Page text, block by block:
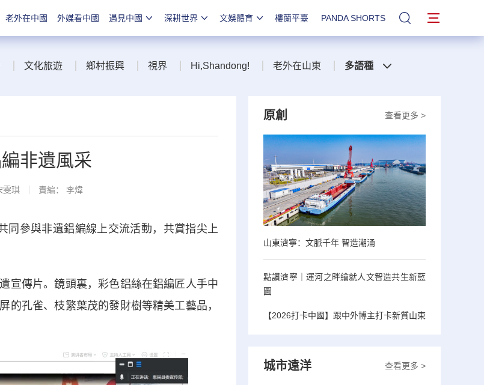
老外在中國 外媒看中國 遇見中國 深耕世界 文娛體育 樓蘭平臺 PANDA SHORTS 站內搜索
文化旅遊 鄉村振興 視界 Hi,Shandong! 老外在山東 多語種
非遺風采
雯琪 責編： 李煒
參與非遺鋁編線上交流活動，共賞指尖上
傳片。鏡頭裏，彩色鋁絲在鋁編匠人手中
的孔雀、枝繁葉茂的發財樹等精美工藝品，
查看更多 >
原創
山東濟寧：文脈千年 智造潮涌
點讚濟寧｜運河之畔繪就人文智造共生新藍
圖
【2026打卡中國】跟中外博主打卡新質山東
查看更多 >
城市遠洋